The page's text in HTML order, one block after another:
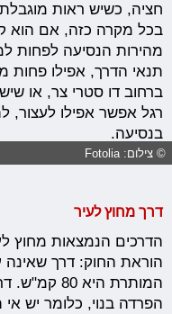
חציה, כשיש ראות
בכל מקרה כזה, אם הוא
תנאי הדרך, אפילו
ברחוב דו סטרי צר, או
רגל אפשר אפילו לעצור,
בנסיעה.
© צילום: Fotolia
דרך מחוץ לעיר
הדרכים הנמצאות מחוץ
הוראת החוק: דרך שאינה
המותרת
הפרדה בנוי, כלומר יש אי